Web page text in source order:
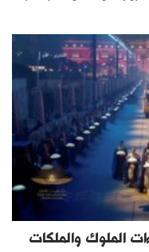
الملوك والملكات